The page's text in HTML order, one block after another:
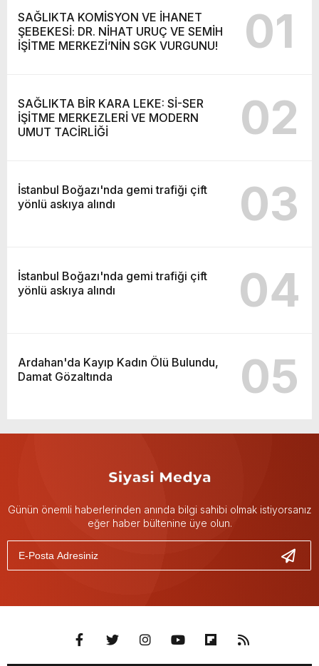
SAĞLIKTA KOMİSYON VE İHANET
ŞEBEKESİ: DR. NİHAT URUÇ VE SEMİH
İŞİTME MERKEZİ’NİN SGK VURGUNU!
01
SAĞLIKTA BİR KARA LEKE: Sİ-SER
İŞİTME MERKEZLERİ VE MODERN
UMUT TACİRLİĞİ
02
İstanbul Boğazı'nda gemi trafiği çift
yönlü askıya alındı
03
İstanbul Boğazı'nda gemi trafiği çift
yönlü askıya alındı
04
Ardahan'da Kayıp Kadın Ölü Bulundu,
Damat Gözaltında
05
Günün önemli haberlerinden anında bilgi sahibi olmak istiyorsanız
eğer haber bültenine üye olun.